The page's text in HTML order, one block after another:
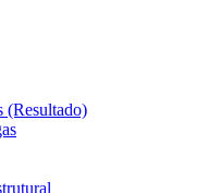
(Resultado)